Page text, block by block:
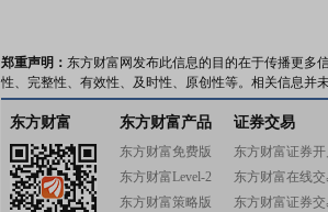
郑重声明： 东方财富网发布此信息的目的在于传播更多
性、完整性、有效性、及时性、原创性等。相关信息并
东方财富 东方财富产品
东方财富免费版
东方财富Level-2
东方财富策略版
证券交易
东方财富证券开
东方财富在线交
东方财富证券交